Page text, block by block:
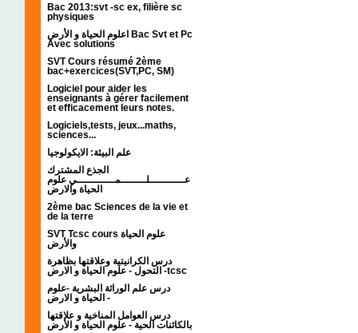
Bac 2013:svt -sc ex, filière sc
physiques
اعلوم الحياة و الأرض Bac Svt et Pc
Avec solutions
SVT Cours résumé 2ème
bac+exercices(SVT,PC, SM)
Logiciel pour aider les
enseignants à gérer facilement
et efficacement leurs notes.
Logiciels,tests, jeux...maths,
sciences...
علم البيئة: الايكولوجيا
الجذع المشترك
عـــــــــــلــــــــمــــــــــــي علوم
الحياة والارض
2ème bac Sciences de la vie et
de la terre
SVT Tcsc cours علوم الحياة
والأرض
درس الكرانيتية وعلاقتها بظاهرة
التحول - علوم الحياة و الارض -tcsc
درس علم الوراثة البشرية -علوم
الحياة و الارض -
درس العوامل المناخية و علاقتها
بالكائنات الحية - علوم الحياة و الأرض